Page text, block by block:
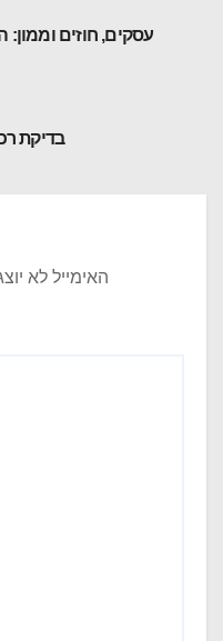
עסקים, חוזים וממון:
בדיקת
האימייל לא